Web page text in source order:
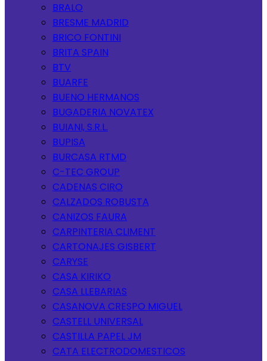
BRALO
BRESME MADRID
BRICO FONTINI
BRITA SPAIN
BTV
BUARFE
BUENO HERMANOS
BUGADERIA NOVATEX
BUIANI, S.R.L.
BUPISA
BURCASA RTMD
C-TEC GROUP
CADENAS CIRO
CALZADOS ROBUSTA
CANIZOS FAURA
CARPINTERIA CLIMENT
CARTONAJES GISBERT
CARYSE
CASA KIRIKO
CASA LLEBARIAS
CASANOVA CRESPO MIGUEL
CASTELL UNIVERSAL
CASTILLA PAPEL JM
CATA ELECTRODOMESTICOS